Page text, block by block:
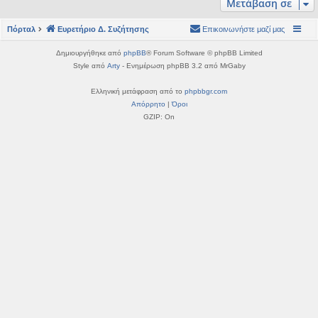
η
Μετάβαση σε
Πόρταλ Ευρετήριο Δ. Συζήτησης Επικοινωνήστε μαζί μας
Δημιουργήθηκε από phpBB® Forum Software © phpBB Limited
Style από Arty- Ενημέρωση phpBB 3.2 από MrGaby
Ελληνική μετάφραση από το phpbbgr.com
Απόρρητο |Όροι
GZIP: On